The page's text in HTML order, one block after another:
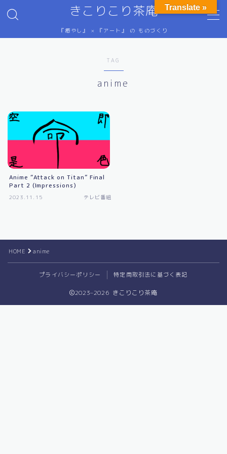
きこりこり茶庵
『癒やし』 × 『アート』 の ものづくり
MENU
ぷろふぃ～る
ホーム
抽象画
特定商取引法に基づく表記
禅語（画）
金属の科学（主にプレスによる塑性加工）
ステンレス鋼
プレス加工の物理学
プレス金型設計
圧延に関する情報
雑学・その他
TAG
anime
Anime “Attack on Titan” Final
Part 2 (Impressions)
2023.11.15 テレビ番組
HOME anime
プライバシーポリシー 特定商取引法に基づく表記
2023–2026 きこりこり茶庵
Translate »